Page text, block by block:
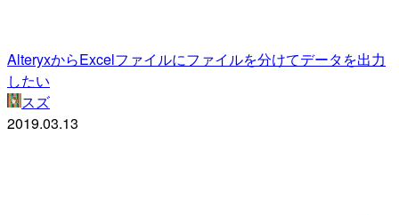
AlteryxからExcelファイルにファイルを分けてデータを出力
したい
スズ
2019.03.13